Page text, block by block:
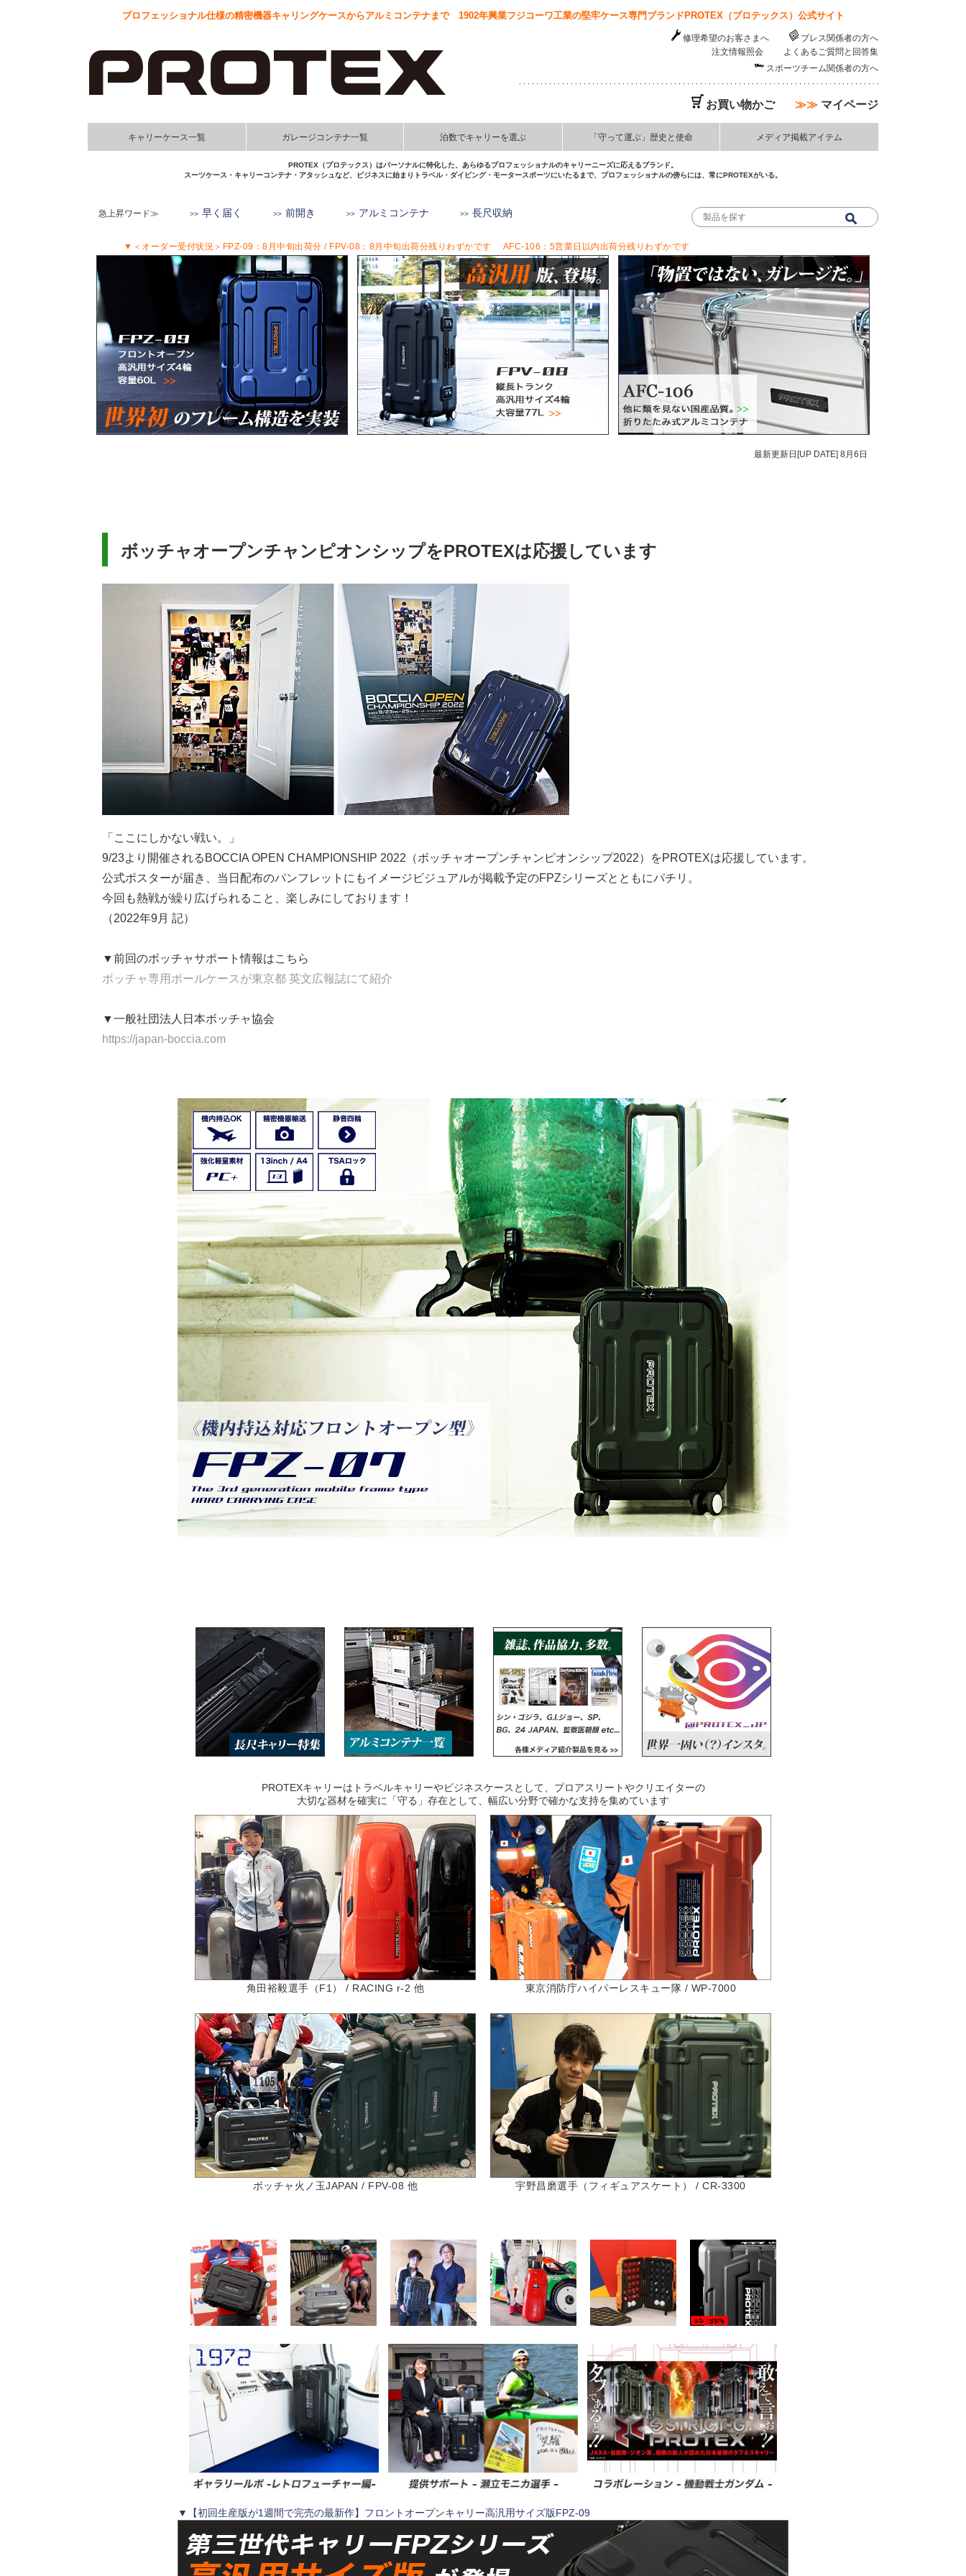
プロフェッショナル仕様の精密機器キャリングケースからアルミコンテナまで 1902年興業フジコーワ工業の堅牢ケース専門ブランドPROTEX（プロテックス）公式サイト
修理希望のお客さまへ
プレス関係者の方へ
注文情報照会
よくあるご質問と回答集
スポーツチーム関係者の方へ
お買い物かご ≫≫ マイページ
キャリーケース一覧 ガレージコンテナ一覧 泊数でキャリーを選ぶ 「守って運ぶ」歴史と使命 メディア掲載アイテム
PROTEX（プロテックス）はパーソナルに特化した、あらゆるプロフェッショナルのキャリーニーズに応えるブランド。
スーツケース・キャリーコンテナ・アタッシュなど、ビジネスに始まりトラベル・ダイビング・モータースポーツにいたるまで、プロフェッショナルの傍らには、常にPROTEXがいる。
急上昇ワード≫ 早く届く 前開き アルミコンテナ 長尺収納
▼＜オーダー受付状況＞FPZ-09：8月中旬出荷分 / FPV-08：8月中旬出荷分残りわずかです AFC-106：5営業日以内出荷分残りわずかです
最新更新日[UP DATE] 8月6日
ボッチャオープンチャンピオンシップをPROTEXは応援しています
「ここにしかない戦い。」
9/23より開催されるBOCCIA OPEN CHAMPIONSHIP 2022（ボッチャオープンチャンピオンシップ2022）をPROTEXは応援しています。
公式ポスターが届き、当日配布のパンフレットにもイメージビジュアルが掲載予定のFPZシリーズとともにパチリ。
今回も熱戦が繰り広げられること、楽しみにしております！
（2022年9月 記）
▼前回のボッチャサポート情報はこちら
ボッチャ専用ボールケースが東京都 英文広報誌にて紹介
▼一般社団法人日本ボッチャ協会
https://japan-boccia.com
PROTEXキャリーはトラベルキャリーやビジネスケースとして、プロアスリートやクリエイターの
大切な器材を確実に「守る」存在として、幅広い分野で確かな支持を集めています
角田裕毅選手（F1） / RACING r-2 他 東京消防庁ハイパーレスキュー隊 / WP-7000
ボッチャ火ノ玉JAPAN / FPV-08 他 宇野昌磨選手（フィギュアスケート） / CR-3300
▼【初回生産版が1週間で完売の最新作】フロントオープンキャリー高汎用サイズ版FPZ-09